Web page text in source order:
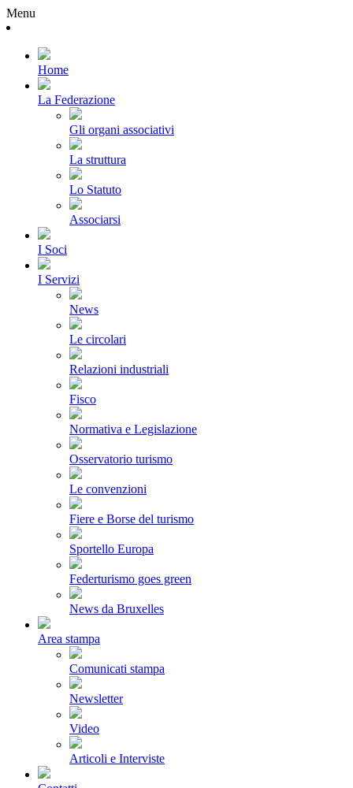
Menu
Home
La Federazione
Gli organi associativi
La struttura
Lo Statuto
Associarsi
I Soci
I Servizi
News
Le circolari
Relazioni industriali
Fisco
Normativa e Legislazione
Osservatorio turismo
Le convenzioni
Fiere e Borse del turismo
Sportello Europa
Federturismo goes green
News da Bruxelles
Area stampa
Comunicati stampa
Newsletter
Video
Articoli e Interviste